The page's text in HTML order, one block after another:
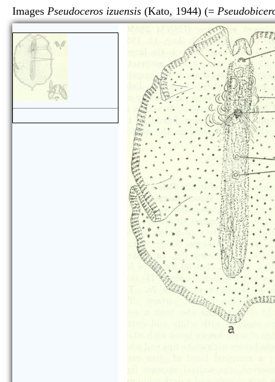
Images Pseudoceros izuensis (Kato, 1944) (=